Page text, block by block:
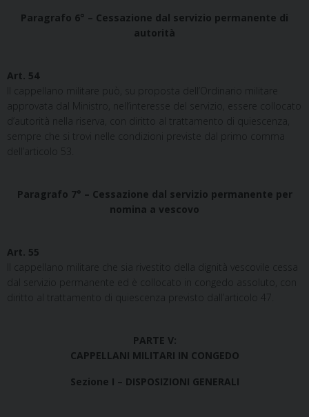
Paragrafo 6° – Cessazione dal servizio permanente di
autorità
Art. 54
Il cappellano militare può, su proposta dell’Ordinario militare
approvata dal Ministro, nell’interesse del servizio, essere collocato
d’autorità nella riserva, con diritto al trattamento di quiescenza,
sempre che si trovi nelle condizioni previste dal primo comma
dell’articolo 53.
Paragrafo 7° – Cessazione dal servizio permanente per
nomina a vescovo
Art. 55
Il cappellano militare che sia rivestito della dignità vescovile cessa
dal servizio permanente ed è collocato in congedo assoluto, con
diritto al trattamento di quiescenza previsto dall’articolo 47.
PARTE V:
CAPPELLANI MILITARI IN CONGEDO
Sezione I – DISPOSIZIONI GENERALI